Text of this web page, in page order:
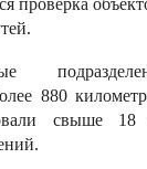
проверка
880
свыше